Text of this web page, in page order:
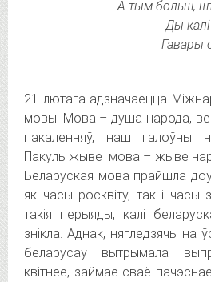
А тым больш,
Ды
Гавары
21 лютага адзначаецца
мовы. Мова – душа народа,
пакаленняў, наш галоўны
Пакуль жыве мова – жыве
Беларуская мова прайшла
як часы росквіту, так і часы
такія перыяды, калі
знікла. Аднак, нягледзячы
беларусаў вытрымала
квітнее, займае сваё